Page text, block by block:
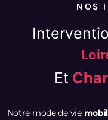
NOS
Et
Notre mode de vie